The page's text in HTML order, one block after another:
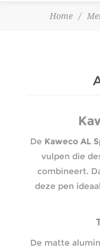
Home /
De Kaweco AL
vulpen die
combineert.
deze pen
De matte